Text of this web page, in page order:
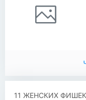
​​​​11 ЖЕНСКИХ